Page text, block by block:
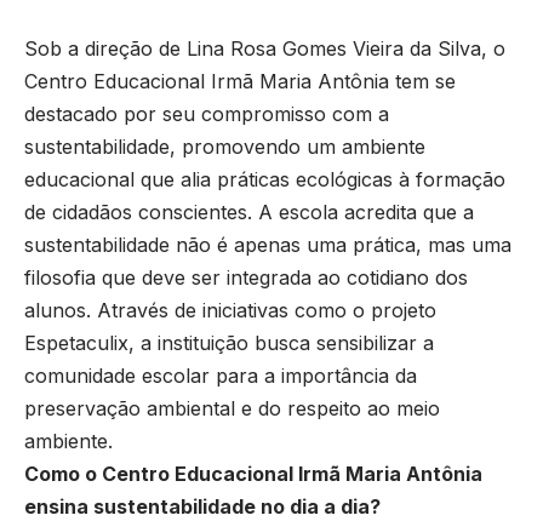
Sob a direção de Lina Rosa Gomes Vieira da Silva, o
Centro Educacional Irmã Maria Antônia tem se
destacado por seu compromisso com a
sustentabilidade, promovendo um ambiente
educacional que alia práticas ecológicas à formação
de cidadãos conscientes. A escola acredita que a
sustentabilidade não é apenas uma prática, mas uma
filosofia que deve ser integrada ao cotidiano dos
alunos. Através de iniciativas como o projeto
Espetaculix, a instituição busca sensibilizar a
comunidade escolar para a importância da
preservação ambiental e do respeito ao meio
ambiente.
Como o Centro Educacional Irmã Maria Antônia
ensina sustentabilidade no dia a dia?